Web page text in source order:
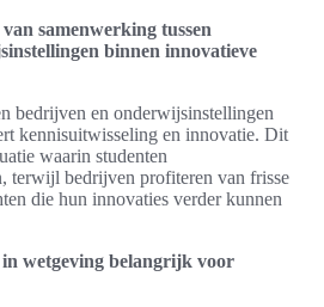
samenwerking tussen
binnen innovatieve
bedrijven en onderwijsinstellingen
kennisuitwisseling en innovatie. Dit
waarin studenten
terwijl bedrijven profiteren van frisse
die hun innovaties verder kunnen
wetgeving belangrijk voor